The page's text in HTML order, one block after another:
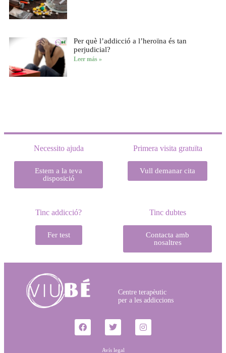
Per què l’addicció a l’heroïna és tan
perjudicial?
Leer más »
Necessito ajuda
Estem a la teva
disposició
Primera visita gratuïta
Vull demanar cita
Tinc addicció?
Fer test
Tinc dubtes
Contacta amb
nosaltres
Centre terapèutic
per a les addiccions
Avís legal